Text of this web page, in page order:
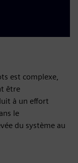
est complexe,
être
à un effort
le
du système au